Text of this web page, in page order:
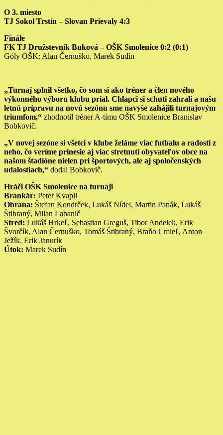
O 3. miesto
TJ Sokol Trstín – Slovan Prievaly 4:3
Finále
FK TJ Družstevník Buková – OŠK Smolenice 0:2 (0:1)
Góly OŠK: Alan Černuško, Marek Sudín
„Turnaj splnil všetko, čo som si ako tréner a člen nového
výkonného výboru klubu prial. Chlapci si schuti zahrali a našu
letnú prípravu na novú sezónu sme navyše zahájili turnajovým
triumfom,“ zhodnotil tréner A-tímu OŠK Smolenice Branislav
Bobkovič.
„V novej sezóne si všetci v klube želáme viac futbalu a radosti z
neho, čo veríme prinesie aj viac stretnutí obyvateľov obce na
našom štadióne nielen pri športových, ale aj spoločenských
udalostiach,“ dodal Bobkovič.
Hráči OŠK Smolenice na turnaji
Brankár: Peter Kvapil
Obrana: Štefan Kondrček, Lukáš Nídel, Martin Panák, Lukáš
Štibraný, Milan Labanič
Stred: Lukáš Hrkeľ, Sebastian Greguš, Tibor Andelek, Erik
Švorčík, Alan Černuško, Tomáš Štibraný, Braňo Cmieľ, Anton
Ježík, Erik Janurík
Útok: Marek Sudín